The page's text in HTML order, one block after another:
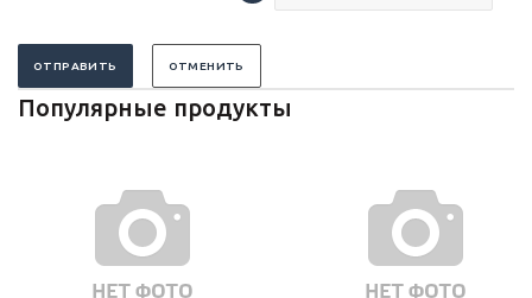
ОТПРАВИТЬ ОТМЕНИТЬ
Популярные продукты